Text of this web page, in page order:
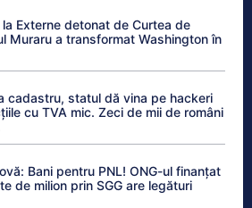
Externe detonat de Curtea de
Muraru a transformat Washington în
cadastru, statul dă vina pe hackeri
cu TVA mic. Zeci de mii de români
Bani pentru PNL! ONG-ul finanțat
de milion prin SGG are legături